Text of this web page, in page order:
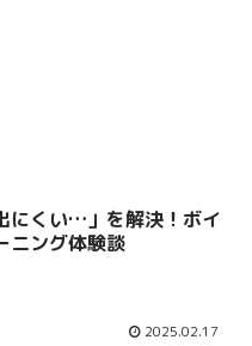
にくい…」を解決！ボイ
ニング体験談
2025.02.17